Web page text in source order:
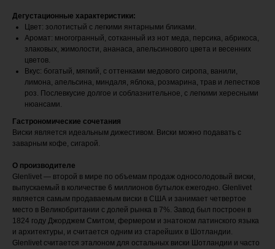
Дегустационные характеристики:
Цвет: золотистый с легкими янтарными бликами.
Аромат: многогранный, сотканный из нот меда, персика, абрикоса,
злаковых, жимолости, ананаса, апельсинового цвета и весенних
цветов.
Вкус: богатый, мягкий, с оттенками медового сиропа, ванили,
лимона, апельсина, миндаля, яблока, розмарина, трав и лепестков
роз. Послевкусие долгое и соблазнительное, с легкими хересными
нюансами.
Гастрономические сочетания
Виски является идеальным дижестивом. Виски можно подавать с
заварным кофе, сигарой.
О производителе
Glenlivet — второй в мире по объемам продаж односолодовый виски,
выпускаемый в количестве 6 миллионов бутылок ежегодно. Glenlivet
является самым продаваемым виски в США и занимает четвертое
место в Великобритании с долей рынка в 7%. Завод был построен в
1824 году Джорджем Смитом, фермером и знатоком латинского языка
и архитектуры, и считается одним из старейших в Шотландии.
Glenlivet считается эталоном для остальных виски Шотландии и часто